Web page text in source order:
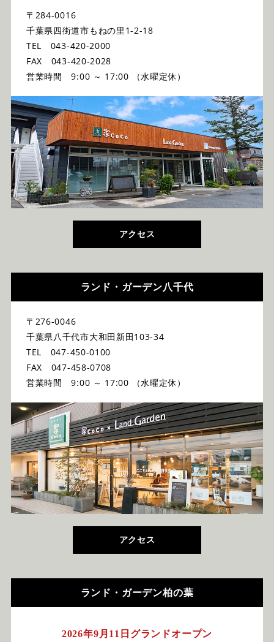
〒284-0016
千葉県四街道市もねの里1-2-18
TEL 043-420-2000
FAX 043-420-2028
営業時間 9:00 ～ 17:00 （水曜定休）
アクセス
ランド・ガーデン八千代
〒276-0046
千葉県八千代市大和田新田103-34
TEL 047-450-0100
FAX 047-458-0708
営業時間 9:00 ～ 17:00 （水曜定休）
アクセス
ランド・ガーデン柏の葉
2026年9月11日グランドオープン